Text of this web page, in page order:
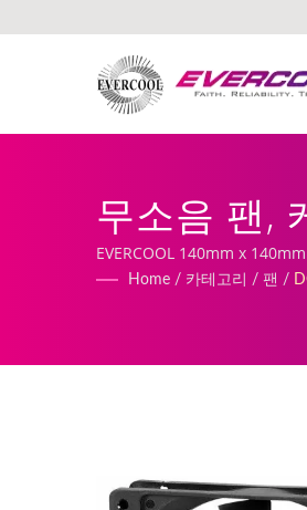
무소음 팬,
조업체 |
EVERCOOL 140mm x
Home / 카테고리 / 팬 /